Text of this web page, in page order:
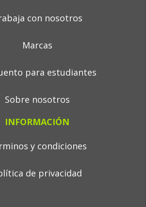
con nosotros
Marcas
para estudiantes
Sobre nosotros
INFORMACIÓN
y condiciones
de privacidad